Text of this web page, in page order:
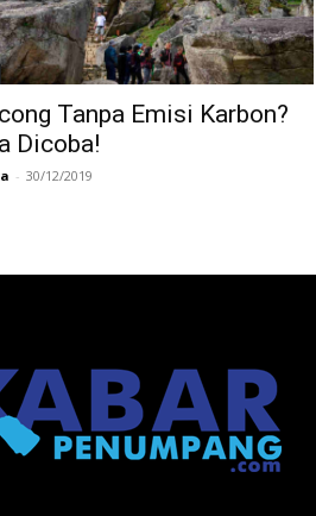
Tanpa Emisi Karbon?
Dicoba!
- 30/12/2019